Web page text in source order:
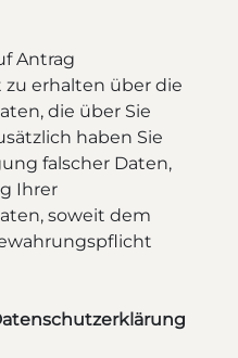
Antrag
erhalten über die
die über Sie
haben Sie
falscher Daten,
Ihrer
soweit dem